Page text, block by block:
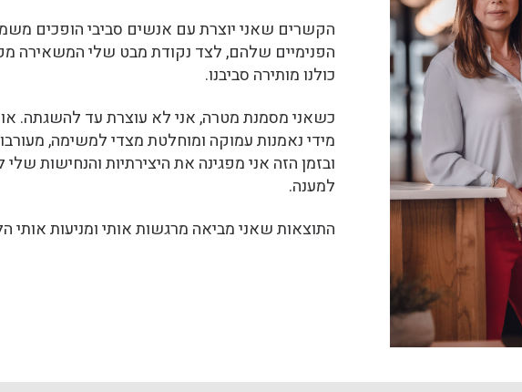
הקשרים שאני יוצרת עם אנשים סביבי הופכים
הפנימיים שלהם, לצד נקודת מבט שלי המשאירה
כולנו מותירה סביבנו.
כשאני מסמנת מטרה, אני לא עוצרת עד להשגתה.
מידי נאמנות עמוקה ומוחלטת מצדי למשימה,
ובזמן הזה אני מפגינה את היצירתיות והנחישות
למענה.
התוצאות שאני מביאה מרגשות אותי ומניעות